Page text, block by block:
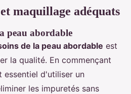
maquillage adéquats
peau abordable
de la peau abordable est
la qualité. En commençant
essentiel d'utiliser un
les impuretés sans